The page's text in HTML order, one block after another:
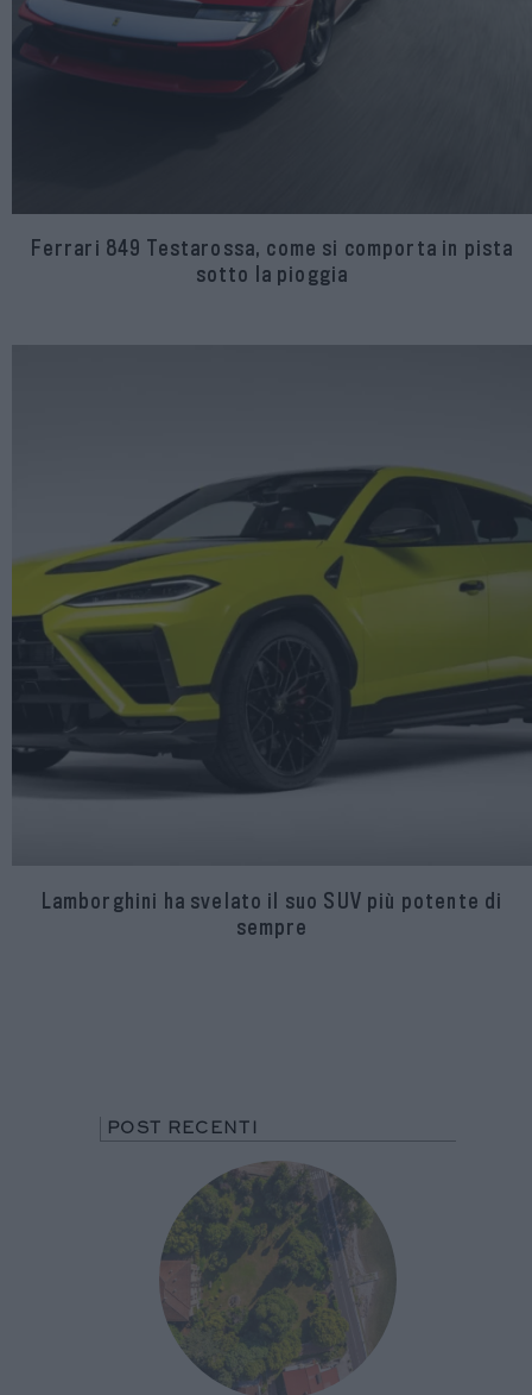
Ferrari 849 Testarossa, come si comporta in pista
sotto la pioggia
Lamborghini ha svelato il suo SUV più potente di
sempre
POST RECENTI